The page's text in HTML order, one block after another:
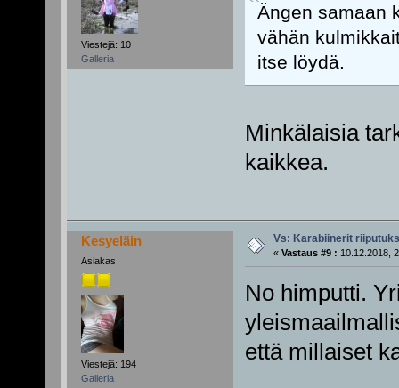
Viestejä: 10
Galleria
Ängen samaan
vähän
itse löydä.
Minkälaisia
kaikkea.
Kesyeläin
Asiakas
Viestejä: 194
Galleria
Vs: Karabiinerit
« Vastaus #9 : 10.12.2018,
No himputti.
että millaiset